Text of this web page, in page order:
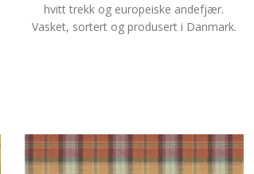
hvitt trekk og europeiske andefjær.
Vasket, sortert og produsert i Danmark.